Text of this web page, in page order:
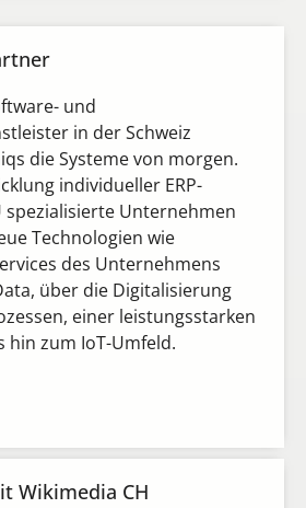
und
in der Schweiz
die Systeme von morgen.
individueller ERP-
spezialisierte Unternehmen
Technologien wie
des Unternehmens
über die Digitalisierung
einer leistungsstarken
hin zum IoT-Umfeld.
Wikimedia CH